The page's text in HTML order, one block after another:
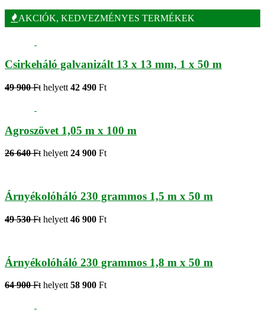
AKCIÓK, KEDVEZMÉNYES TERMÉKEK
Csirkeháló galvanizált 13 x 13 mm, 1 x 50 m
49 900 Ft helyett 42 490 Ft
Agroszövet 1,05 m x 100 m
26 640 Ft helyett 24 900 Ft
Árnyékolóháló 230 grammos 1,5 m x 50 m
49 530 Ft helyett 46 900 Ft
Árnyékolóháló 230 grammos 1,8 m x 50 m
64 900 Ft helyett 58 900 Ft